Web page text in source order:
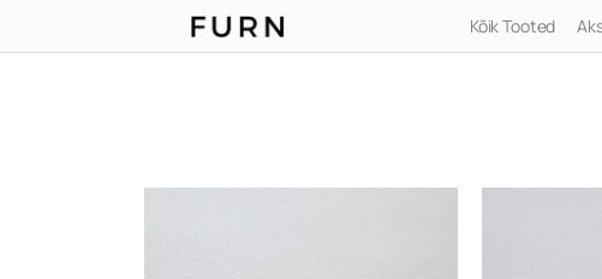
Kõik Tooted